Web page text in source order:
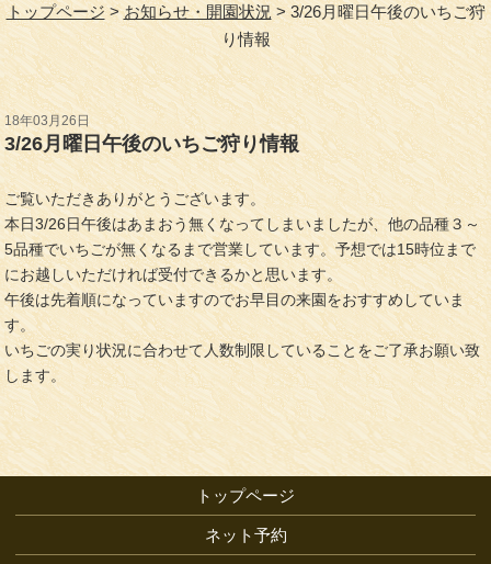
トップページ お知らせ・開園状況
3/26月曜日午後のいちご狩
り情報
18年03月26日
3/26月曜日午後のいちご狩り情報
ご覧いただきありがとうございます。
本日3/26日午後はあまおう無くなってしまいましたが、他の品種３～
5品種でいちごが無くなるまで営業しています。予想では15時位まで
にお越しいただければ受付できるかと思います。
午後は先着順になっていますのでお早目の来園をおすすめしていま
す。
いちごの実り状況に合わせて人数制限していることをご了承お願い致
します。
トップページ
ネット予約